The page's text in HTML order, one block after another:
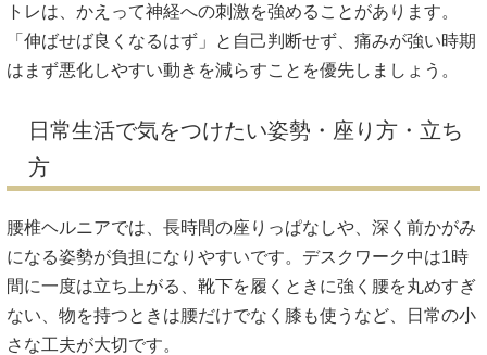
トレは、かえって神経への刺激を強めることがあります。
「伸ばせば良くなるはず」と自己判断せず、痛みが強い時期
はまず悪化しやすい動きを減らすことを優先しましょう。
日常生活で気をつけたい姿勢・座り方・立ち
方
腰椎ヘルニアでは、長時間の座りっぱなしや、深く前かがみ
になる姿勢が負担になりやすいです。デスクワーク中は1時
間に一度は立ち上がる、靴下を履くときに強く腰を丸めすぎ
ない、物を持つときは腰だけでなく膝も使うなど、日常の小
さな工夫が大切です。